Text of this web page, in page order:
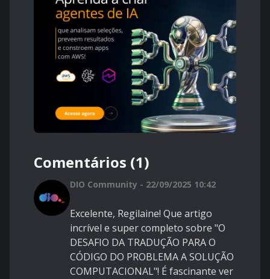
Comentários (1)
DIO Community - 22/09/2025 10:42
Excelente, Regilaine! Que artigo
incrível e super completo sobre "O
DESAFIO DA TRADUÇÃO PARA O
CÓDIGO DO PROBLEMA A SOLUÇÃO
COMPUTACIONAL"! É fascinante ver